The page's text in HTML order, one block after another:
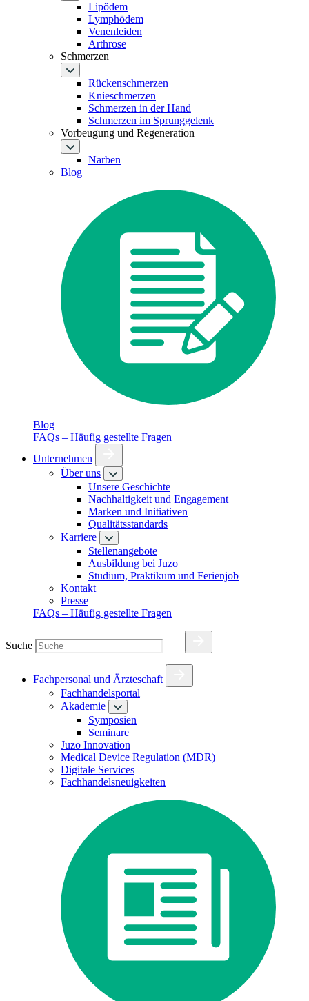
Lipödem
Lymphödem
Venenleiden
Arthrose
Schmerzen
Rückenschmerzen
Knieschmerzen
Schmerzen in der Hand
Schmerzen im Sprunggelenk
Vorbeugung und Regeneration
Narben
Blog
Blog
FAQs – Häufig gestellte Fragen
Unternehmen
Über uns
Unsere Geschichte
Nachhaltigkeit und Engagement
Marken und Initiativen
Qualitätsstandards
Karriere
Stellenangebote
Ausbildung bei Juzo
Studium, Praktikum und Ferienjob
Kontakt
Presse
FAQs – Häufig gestellte Fragen
Suche
Fachpersonal und Ärzteschaft
Fachhandelsportal
Akademie
Symposien
Seminare
Juzo Innovation
Medical Device Regulation (MDR)
Digitale Services
Fachhandelsneuigkeiten